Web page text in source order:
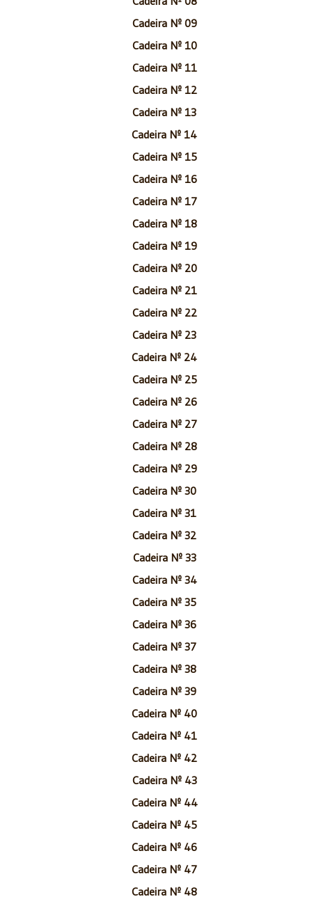
Cadeira Nº 09
Cadeira Nº 10
Cadeira Nº 11
Cadeira Nº 12
Cadeira Nº 13
Cadeira Nº 14
Cadeira Nº 15
Cadeira Nº 16
Cadeira Nº 17
Cadeira Nº 18
Cadeira Nº 19
Cadeira Nº 20
Cadeira Nº 21
Cadeira Nº 22
Cadeira Nº 23
Cadeira Nº 24
Cadeira Nº 25
Cadeira Nº 26
Cadeira Nº 27
Cadeira Nº 28
Cadeira Nº 29
Cadeira Nº 30
Cadeira Nº 31
Cadeira Nº 32
Cadeira Nº 33
Cadeira Nº 34
Cadeira Nº 35
Cadeira Nº 36
Cadeira Nº 37
Cadeira Nº 38
Cadeira Nº 39
Cadeira Nº 40
Cadeira Nº 41
Cadeira Nº 42
Cadeira Nº 43
Cadeira Nº 44
Cadeira Nº 45
Cadeira Nº 46
Cadeira Nº 47
Cadeira Nº 48